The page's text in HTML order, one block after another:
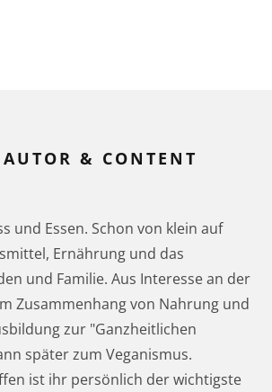
& CONTENT
und Essen. Schon von klein auf
Ernährung und das
und Familie. Aus Interesse an der
Zusammenhang von Nahrung und
zur "Ganzheitlichen
später zum Veganismus.
ist ihr persönlich der wichtigste